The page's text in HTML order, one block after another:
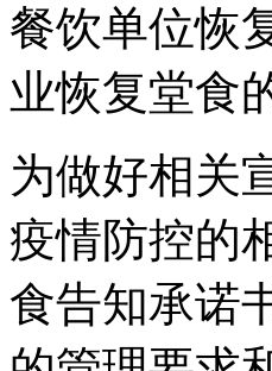
餐饮单位恢
业恢复堂食
为做好相关
疫情防控的
食告知承诺